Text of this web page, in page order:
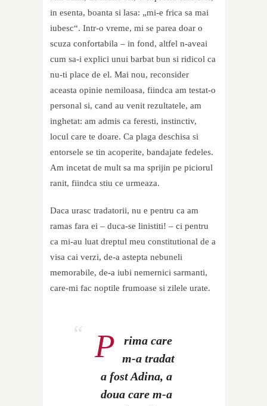
in esenta, boanta si lasa: „mi-e frica sa mai
iubesc“. Intr-o vreme, mi se parea doar o
scuza confortabila – in fond, altfel n-aveai
cum sa-i explici unui barbat bun si ridicol ca
nu-ti place de el. Mai nou, reconsider
aceasta opinie nemiloasa, fiindca am testat-o
personal si, cand au venit rezultatele, am
inghetat: am admis ca feresti, instinctiv,
locul care te doare. Ca plaga deschisa si
entorsele se tin acoperite, bandajate fedeles.
Am incetat de mult sa ma sprijin pe piciorul
ranit, fiindca stiu ce urmeaza.
Daca urasc tradatorii, nu e pentru ca am
ramas fara ei – duca-se linistiti! – ci pentru
ca mi-au luat dreptul meu constitutional de a
visa cai verzi, de-a astepta nebuneli
memorabile, de-a iubi nemernici sarmanti,
care-mi fac noptile frumoase si zilele urate.
P
rima care
m-a tradat
a fost Adina, a
doua care m-a